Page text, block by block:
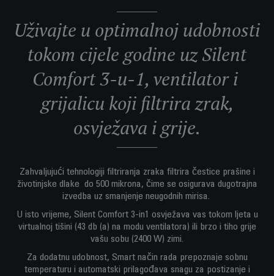
Uživajte u optimalnoj udobnosti
tokom cijele godine uz Silent
Comfort 3-u-1, ventilator i
grijalicu koji filtrira zrak,
osvježava i grije.
Zahvaljujući tehnologiji filtriranja zraka filtrira čestice prašine i
životinjske dlake do 500 mikrona, čime se osigurava dugotrajna
izvedba uz smanjenje neugodnih mirisa.
U isto vrijeme, Silent Comfort 3-in1 osvježava vas tokom ljeta u
virtualnoj tišini (43 db (a) na modu ventilatora) ili brzo i tiho grije
vašu sobu (2400 W) zimi.
Za dodatnu udobnost, Smart način rada prepoznaje sobnu
temperaturu i automatski prilagođava snagu za postizanje i